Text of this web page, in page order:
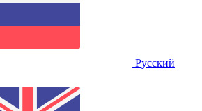
Русский